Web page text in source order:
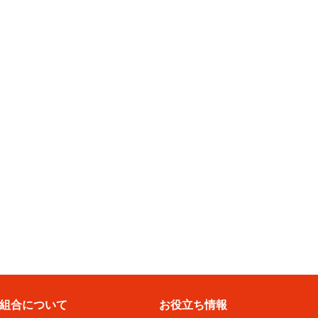
合について お役立ち情報